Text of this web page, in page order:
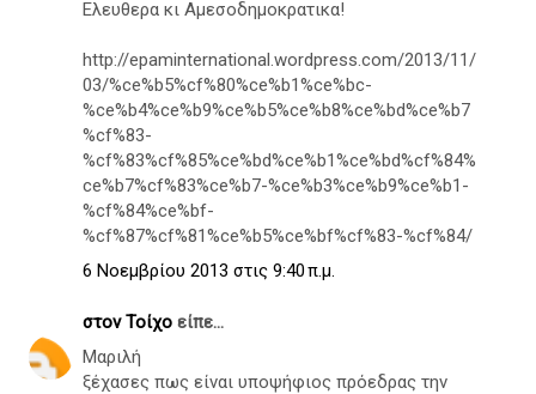
Ελευθερα κι Αμεσοδημοκρατικα!
http://epaminternational.wordpress.com/2013/11/
03/%ce%b5%cf%80%ce%b1%ce%bc-
%ce%b4%ce%b9%ce%b5%ce%b8%ce%bd%ce%b7
%cf%83-
%cf%83%cf%85%ce%bd%ce%b1%ce%bd%cf%84%
ce%b7%cf%83%ce%b7-%ce%b3%ce%b9%ce%b1-
%cf%84%ce%bf-
%cf%87%cf%81%ce%b5%ce%bf%cf%83-%cf%84/
6 Νοεμβρίου 2013 στις 9:40 π.μ.
στον Τοίχο είπε...
Μαριλή
ξέχασες πως είναι υποψήφιος πρόεδρας την